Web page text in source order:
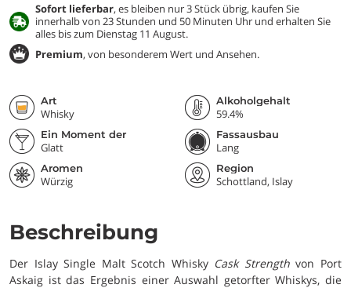
Sofort lieferbar, es bleiben nur 3 Stück übrig, kaufen Sie
innerhalb von 23 Stunden und 50 Minuten Uhr und erhalten Sie
alles bis zum Dienstag 11 August.
Premium, von besonderem Wert und Ansehen.
Art
Whisky
Alkoholgehalt
59.4%
Ein Moment der
Degustation
Glatt
Fassausbau
Lang
Aromen
Würzig
Region
Schottland, Islay
Beschreibung
Der Islay Single Malt Scotch Whisky Cask Strengthvon Port
Askaig ist das Ergebnis einer Auswahl getorfter Whiskys, die